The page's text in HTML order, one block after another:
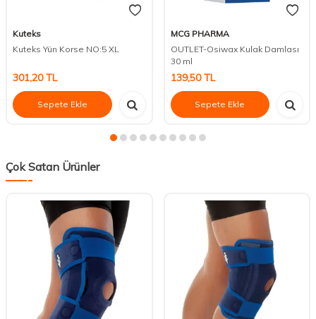
Kuteks
Kuteks Yün Korse NO:5 XL
301,20TL
Sepete Ekle
MCG PHARMA
OUTLET-Osiwax Kulak Damlası
30 ml
139,50TL
Sepete Ekle
Çok Satan Ürünler